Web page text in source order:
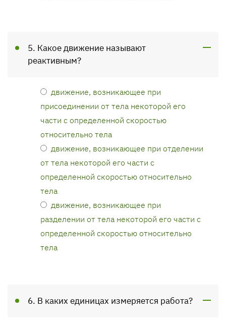
5. Какое движение называют
реактивным?
движение, возникающее при
присоединении от тела некоторой его
части с определенной скоростью
относительно тела
движение, возникающее при отделении
от тела некоторой его части с
определенной скоростью относительно
тела
движение, возникающее при
разделении от тела некоторой его части с
определенной скоростью относительно
тела
6. В каких единицах измеряется работа?